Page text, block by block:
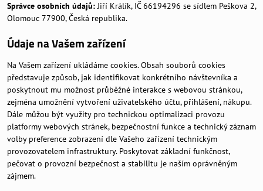
Správce osobních údajů:Jiří Králík, IČ 66194296 se sídlem Peškova 2,
Olomouc 77900, Česká republika.
Údaje na Vašem zařízení
Na Vašem zařízení ukládáme cookies. Obsah souborů cookies
představuje způsob, jak identifikovat konkrétního návštevníka a
poskytnout mu možnost průběžné interakce s webovou stránkou,
zejména umožnění vytvoření uživatelského účtu, přihlášení, nákupu.
Dále můžou být využity pro technickou optimalizaci provozu
platformy webových stránek, bezpečnostní funkce a technický záznam
volby preference zobrazení dle Vašeho zařízení technickým
provozovatelem infrastruktury. Poskytovat základní funkčnost,
pečovat o provozní bezpečnost a stabilitu je naším oprávněným
zájmem.